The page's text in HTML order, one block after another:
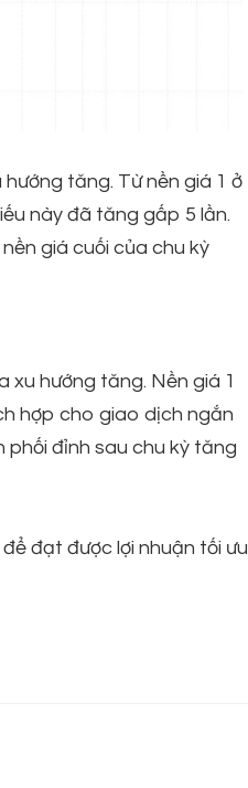
tăng. Từ nền giá 1 ở
này đã tăng gấp 5 lần.
giá cuối của chu kỳ
xu hướng tăng. Nền giá 1
hợp cho giao dịch ngắn
phối đỉnh sau chu kỳ tăng
đạt được lợi nhuận tối ưu